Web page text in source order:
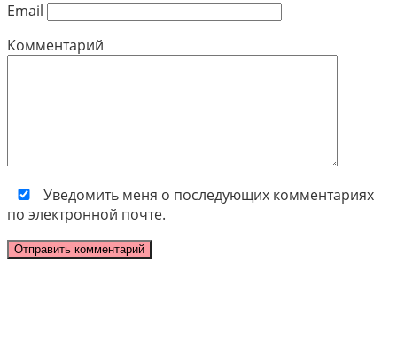
Email
Комментарий
Уведомить меня о последующих комментариях
по электронной почте.